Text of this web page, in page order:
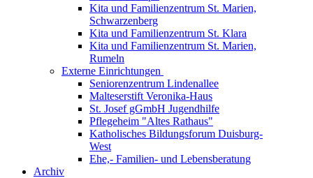
Kita und Familienzentrum St. Marien,
Schwarzenberg
Kita und Familienzentrum St. Klara
Kita und Familienzentrum St. Marien,
Rumeln
Externe Einrichtungen
Seniorenzentrum Lindenallee
Malteserstift Veronika-Haus
St. Josef gGmbH Jugendhilfe
Pflegeheim "Altes Rathaus"
Katholisches Bildungsforum Duisburg-
West
Ehe,- Familien- und Lebensberatung
Archiv